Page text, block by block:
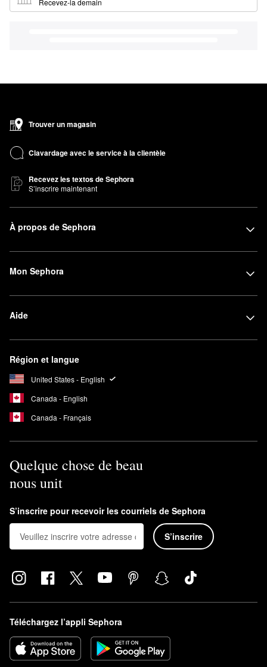
Recevez-la demain
Trouver un magasin
Clavardage avec le service à la clientèle
Recevez les textos de Sephora
S’inscrire maintenant
À propos de Sephora
Mon Sephora
Aide
Région et langue
United States - English
Canada - English
Canada - Français
Quelque chose de beau
nous unit
S’inscrire pour recevoir les courriels de Sephora
S’inscrire
Téléchargez l’appli Sephora